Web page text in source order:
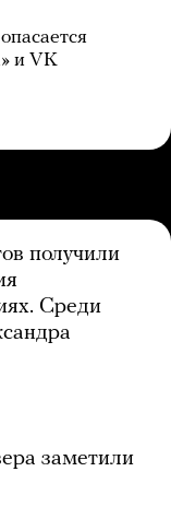
и VK
получили
Среди
заметили